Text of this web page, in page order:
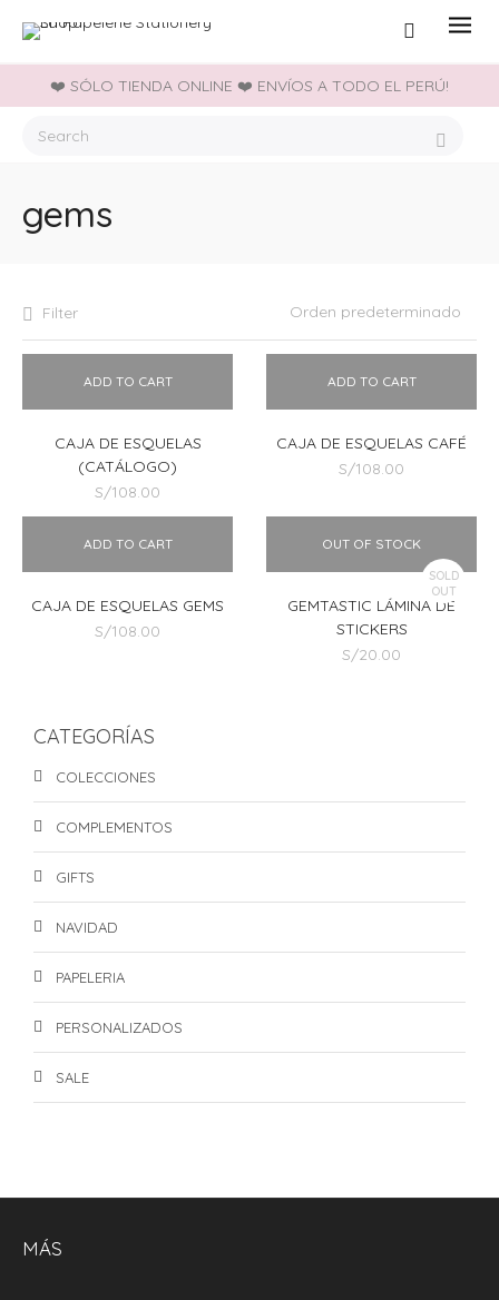
❤️ SÓLO TIENDA ONLINE ❤️ ENVÍOS A TODO EL PERÚ!
gems
Filter
ADD TO CART
CAJA DE ESQUELAS
(CATÁLOGO)
S/108.00
ADD TO CART
CAJA DE ESQUELAS CAFÉ
S/108.00
ADD TO CART
CAJA DE ESQUELAS GEMS
S/108.00
SOLD
OUT
OUT OF STOCK
GEMTASTIC LÁMINA DE
STICKERS
S/20.00
CATEGORÍAS
COLECCIONES
COMPLEMENTOS
GIFTS
NAVIDAD
PAPELERIA
PERSONALIZADOS
SALE
MÁS